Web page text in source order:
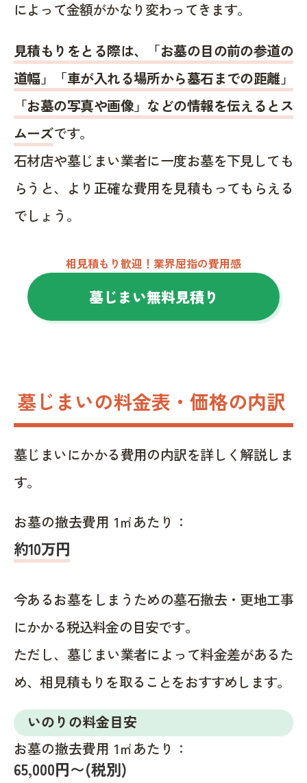
によって金額がかなり変わってきます。
見積もりをとる際は、「お墓の目の前の参道の
道幅」「車が入れる場所から墓石までの距離」
「お墓の写真や画像」などの情報を伝えるとス
ムーズです。
石材店や墓じまい業者に一度お墓を下見しても
らうと、より正確な費用を見積もってもらえる
でしょう。
相見積もり歓迎！業界屈指の費用感
墓じまい無料見積り
墓じまいの料金表・価格の内訳
墓じまいにかかる費用の内訳を詳しく解説しま
す。
お墓の撤去費用 1㎡あたり：
約10万円
今あるお墓をしまうための墓石撤去・更地工事
にかかる税込料金の目安です。
ただし、墓じまい業者によって料金差があるた
め、相見積もりを取ることをおすすめします。
いのりの料金目安
お墓の撤去費用 1㎡あたり：
65,000円〜(税別)